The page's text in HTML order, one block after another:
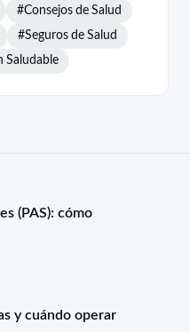
#Consejos de Salud
#Seguros de Salud
Saludable
(PAS): cómo
y cuándo operar